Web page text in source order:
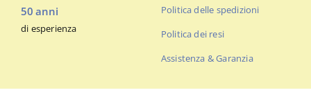
50 anni
di esperienza
Politica delle spedizioni
Politica dei resi
Assistenza & Garanzia